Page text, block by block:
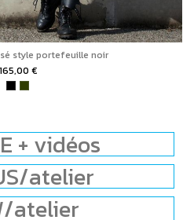
style portefeuille noir
165,00 €
+ vidéos
atelier
atelier